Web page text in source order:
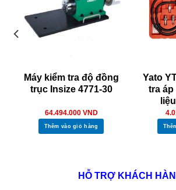
Máy kiểm tra độ đồng
trục Insize 4771-30
64.494.000 VND
Thêm vào giỏ hàng
Yato
tra
HỖ TRỢ KHÁCH